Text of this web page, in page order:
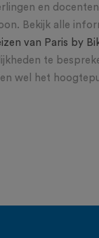
en
Bekijk alle
van Paris by
te
wel het